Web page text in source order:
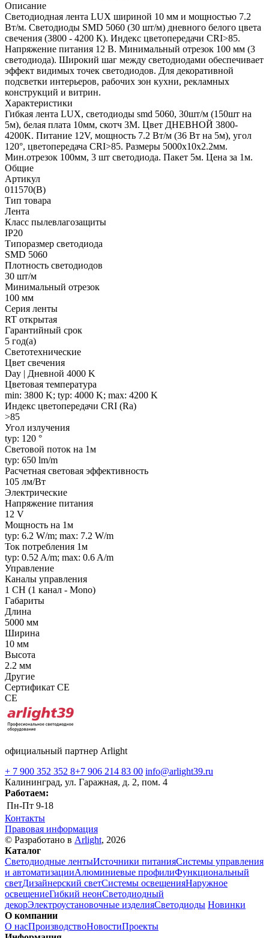
Описание
Светодиодная лента LUX шириной 10 мм и мощностью 7.2
Вт/м. Светодиоды SMD 5060 (30 шт/м) дневного белого цвета
свечения (3800 - 4200 К). Индекс цветопередачи CRI>85.
Напряжение питания 12 В. Минимальный отрезок 100 мм (3
светодиода). Широкий шаг между светодиодами обеспечивает
эффект видимых точек светодиодов. Для декоративной
подсветки интерьеров, рабочих зон кухни, рекламных
конструкций и витрин.
Характеристики
Гибкая лента LUX, светодиоды smd 5060, 30шт/м (150шт на
5м), белая плата 10мм, скотч 3М. Цвет ДНЕВНОЙ 3800-
4200K. Питание 12V, мощность 7.2 Вт/м (36 Вт на 5м), угол
120°, цветопередача CRI>85. Размеры 5000х10x2.2мм.
Мин.отрезок 100мм, 3 шт светодиода. Пакет 5м. Цена за 1м.
Общие
Артикул
011570(B)
Тип товара
Лента
Класс пылевлагозащиты
IP20
Типоразмер светодиода
SMD 5060
Плотность светодиодов
30 шт/м
Минимальный отрезок
100 мм
Серия ленты
RT открытая
Гарантийный срок
5 год(а)
Светотехнические
Цвет свечения
Day | Дневной 4000 K
Цветовая температура
min: 3800 K; typ: 4000 K; max: 4200 K
Индекс цветопередачи CRI (Ra)
>85
Угол излучения
typ: 120 °
Световой поток на 1м
typ: 650 lm/m
Расчетная световая эффективность
105 лм/Вт
Электрические
Напряжение питания
12 V
Мощность на 1м
typ: 6.2 W/m; max: 7.2 W/m
Ток потребления 1м
typ: 0.52 A/m; max: 0.6 A/m
Управление
Каналы управления
1 CH (1 канал - Mono)
Габариты
Длина
5000 мм
Ширина
10 мм
Высота
2.2 мм
Другие
Сертификат CE
CE
официальный партнер Arlight
+ 7 900 352 352 8+7 906 214 83 00 info@arlight39.ru
Калининград, ул. Гаражная, д. 2, пом. 4
Работаем:
Пн-Пт 9-18
Контакты
Правовая информация
© Разработано в Arlight, 2026
Каталог
Светодиодные лентыИсточники питанияСистемы управления
и автоматизацииАлюминиевые профилиФункциональный
светДизайнерский светСистемы освещенияНаружное
освещениеГибкий неонСветодиодный
декорЭлектроустановочные изделияСветодиоды Новинки
О компании
О насПроизводствоНовостиПроекты